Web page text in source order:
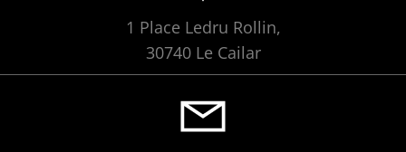
1 Place Ledru Rollin,
30740 Le Cailar